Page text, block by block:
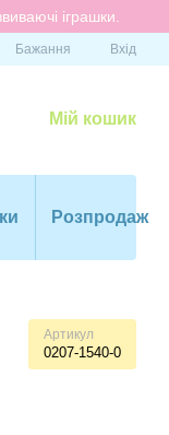
іграшки.
Бажання Вхід
Мій кошик
Розпродаж
Артикул
0207-1540-0